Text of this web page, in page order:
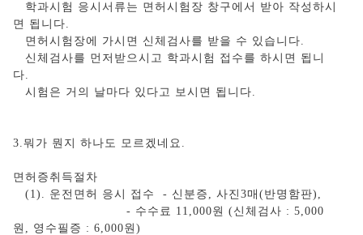
학과시험 응시서류는 면허시험장 창구에서 받아 작성하시
면 됩니다.
면허시험장에 가시면 신체검사를 받을 수 있습니다.
신체검사를 먼저받으시고 학과시험 접수를 하시면 됩니
다.
시험은 거의 날마다 있다고 보시면 됩니다.
3.뭐가 뭔지 하나도 모르겠네요.
면허증취득절차
(1). 운전면허 응시 접수 - 신분증, 사진3매(반명함판),
- 수수료 11,000원 (신체검사 : 5,000
원, 영수필증 : 6,000원)